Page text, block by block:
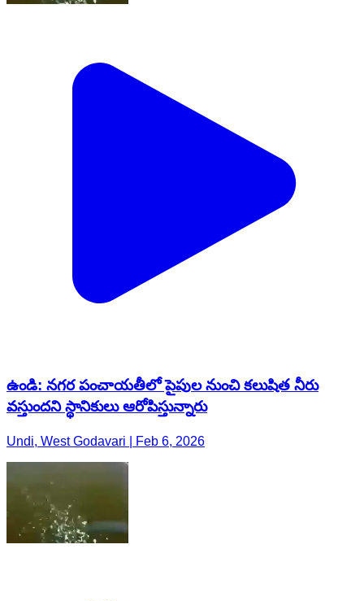
ఉండి: నగర పంచాయతీలో పైపుల నుంచి కలుషిత నీరు
వస్తుందని స్థానికులు ఆరోపిస్తున్నారు
Undi, West Godavari | Feb 6, 2026